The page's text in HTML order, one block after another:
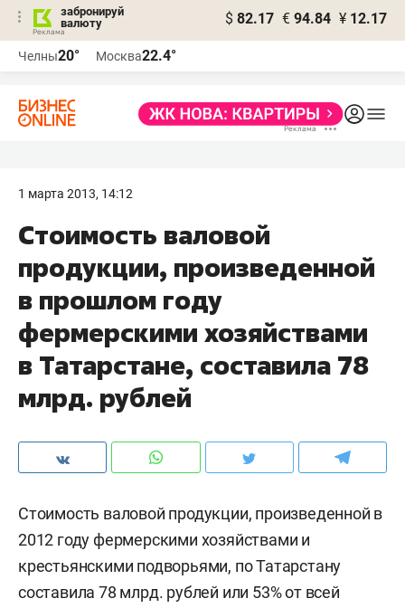
забронируй
валюту
$ 82.17 € 94.84 ¥ 12.17
Челны20° Москва22.4°
1 марта 2013, 14:12
Стоимость валовой
продукции, произведенной
в прошлом году
фермерскими хозяйствами
в Татарстане, составила 78
млрд. рублей
Стоимость валовой продукции, произведенной в
2012 году фермерскими хозяйствами и
крестьянскими подворьями, по Татарстану
составила 78 млрд. рублей или 53% от всей